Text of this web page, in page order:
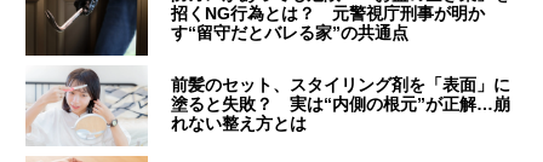
招くNG行為とは？ 元警視庁刑事が明か
す“留守だとバレる家”の共通点
前髪のセット、スタイリング剤を「表面」に
塗ると失敗？ 実は“内側の根元”が正解…崩
れない整え方とは